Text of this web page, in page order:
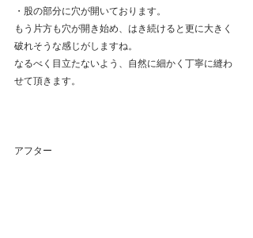
・股の部分に穴が開いております。
もう片方も穴が開き始め、はき続けると更に大きく
破れそうな感じがしますね。
なるべく目立たないよう、自然に細かく丁寧に縫わ
せて頂きます。
アフター